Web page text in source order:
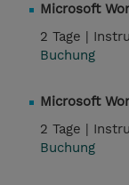
Microsoft
2 Tage |
Buchung
Microsoft
2 Tage |
Buchung